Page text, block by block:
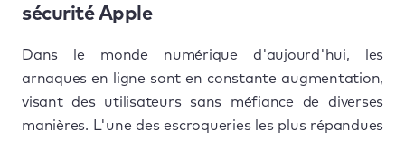
sécurité Apple
Dans le monde numérique d'aujourd'hui, les
arnaques en ligne sont en constante augmentation,
visant des utilisateurs sans méfiance de diverses
manières. L'une des escroqueries les plus répandues